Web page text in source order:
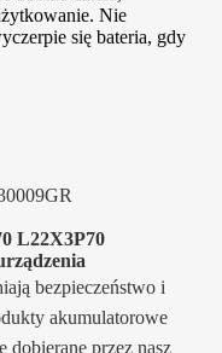
Nie
się bateria, gdy
L22X3P70
bezpieczeństwo i
akumulatorowe
dobierane przez nasz